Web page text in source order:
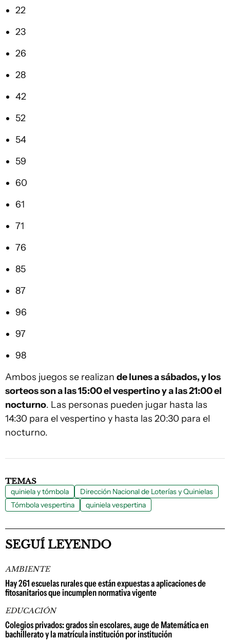
22
23
26
28
42
52
54
59
60
61
71
76
85
87
96
97
98
Ambos juegos se realizan de lunes a sábados, y los
sorteos son a las 15:00 el vespertino y a las 21:00 el
nocturno. Las personas pueden jugar hasta las
14:30 para el vespertino y hasta las 20:30 para el
nocturno.
TEMAS
quiniela y tómbola
Dirección Nacional de Loterías y Quinielas
Tómbola vespertina
quiniela vespertina
SEGUÍ LEYENDO
AMBIENTE
Hay 261 escuelas rurales que están expuestas a aplicaciones de
fitosanitarios que incumplen normativa vigente
EDUCACIÓN
Colegios privados: grados sin escolares, auge de Matemática en
bachillerato y la matrícula institución por institución